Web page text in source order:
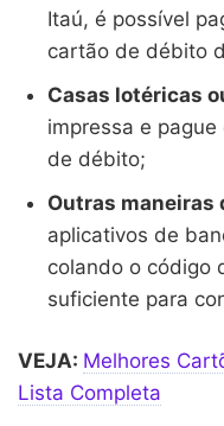
Itaú, é possível
cartão de débito
Casas lotéricas
impressa e
de débito;
Outras maneiras
aplicativos de
colando o código
suficiente para
VEJA: Melhores
Lista Completa